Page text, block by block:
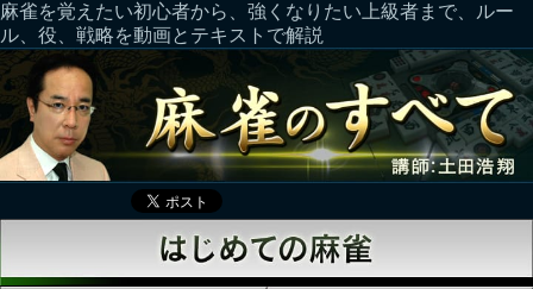
麻雀を覚えたい初心者から、強くなりたい上級者まで、ルー
ル、役、戦略を動画とテキストで解説